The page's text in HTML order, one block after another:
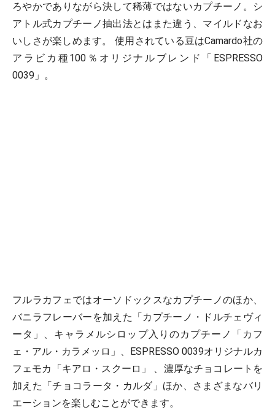
ろやかでありながら決して稀薄ではないカプチーノ。シ
アトル式カプチーノ抽出法とはまた違う、マイルドなお
いしさが楽しめます。 使用されている豆はCamardo社の
アラビカ種100％オリジナルブレンド「ESPRESSO
0039」。
フルラカフェではオーソドックスなカプチーノのほか、
バニラフレーバーを加えた「カプチーノ・ドルチェヴィ
ータ」、キャラメルシロップ入りのカプチーノ「カフ
ェ・アル・カラメッロ」、ESPRESSO 0039オリジナルカ
フェモカ「キアロ・スクーロ」 、濃厚なチョコレートを
加えた「チョコラータ・カルダ」ほか、さまざまなバリ
エーションを楽しむことができます。